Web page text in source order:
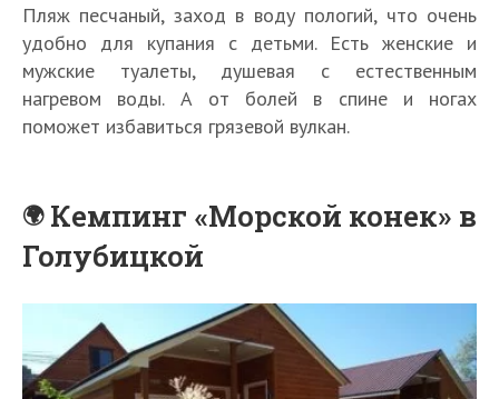
Пляж песчаный, заход в воду пологий, что очень
удобно для купания с детьми. Есть женские и
мужские туалеты, душевая с естественным
нагревом воды. А от болей в спине и ногах
поможет избавиться грязевой вулкан.
Кемпинг «Морской конек» в
Голубицкой